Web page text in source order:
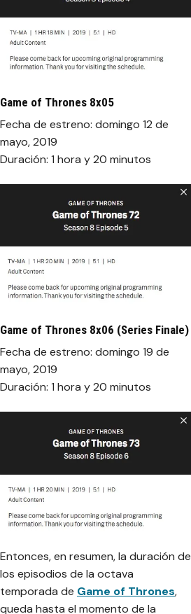
Game of Thrones 8x05
Fecha de estreno: domingo 12 de
mayo, 2019
Duración: 1 hora y 20 minutos
Game of Thrones 8x06 (Series Finale)
Fecha de estreno: domingo 19 de
mayo, 2019
Duración: 1 hora y 20 minutos
Entonces, en resumen, la duración de
los episodios de la octava
temporada de Game of Thrones,
queda hasta el momento de la